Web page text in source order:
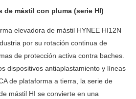
de mástil con pluma (serie HI)
elevadora de mástil HYNEE HI12N
por su rotación continua de
de protección activa contra baches.
dispositivos antiaplastamiento y líneas
de plataforma a tierra, la serie de
mástil HI se convierte en una